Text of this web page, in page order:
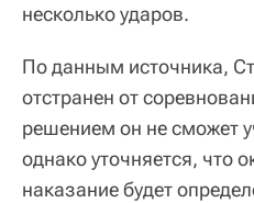
несколько ударов.
По данным источника,
отстранен от
решением он не сможет
однако уточняется, что
наказание будет